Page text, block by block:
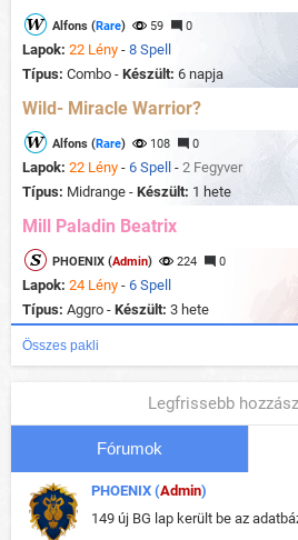
Alfons (Rare) 59 0
Lapok: 22 Lény - 8 Spell
Típus: Combo - Készült: 6 napja
Wild- Miracle Warrior?
Alfons (Rare) 108 0
Lapok: 22 Lény - 6 Spell - 2 Fegyver
Típus: Midrange - Készült: 1 hete
Mill Paladin Beatrix
PHOENIX (Admin) 224 0
Lapok: 24 Lény - 6 Spell
Típus: Aggro - Készült: 3 hete
Összes pakli
Legfrissebb
Fórumok
PHOENIX (Admin)